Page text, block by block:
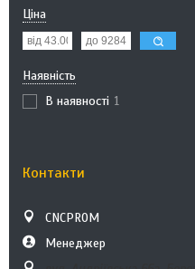
Ціна
Наявність
В наявності 1
Контакти
CNCPROM
Менеджер